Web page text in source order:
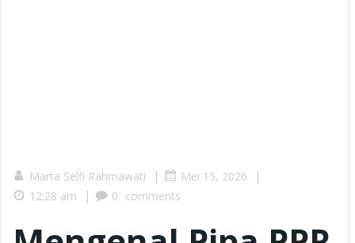
Marta Selfi Rahmawati | Mei 15, 2026 |
12:28 am | 0 comments